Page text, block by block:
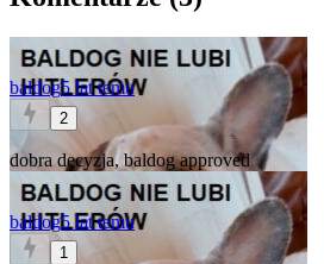
baldog5 lat temu
2
dobra decyzja, baldog approved
baldog5 lat temu
1